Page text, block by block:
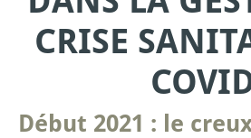
CRISE
Début 2021 : le